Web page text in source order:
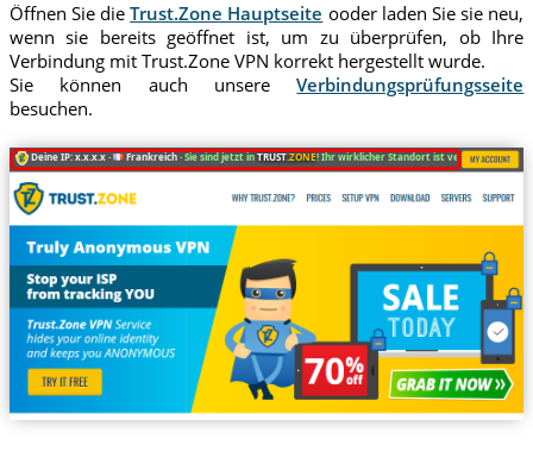
Öffnen Sie dieTrust.Zone Hauptseite ooder laden Sie sie neu,
wenn sie bereits geöffnet ist, um zu überprüfen, ob Ihre
Verbindung mit Trust.Zone VPN korrekt hergestellt wurde.
Sie können auch unsereVerbindungsprüfungsseite
besuchen.
Deine IP: x.x.x.x · Frankreich ·Sie sind jetzt inTRUST.ZONE! Ihr wirklicher Standort ist versteckt!